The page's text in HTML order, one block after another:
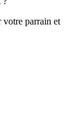
votre parrain et